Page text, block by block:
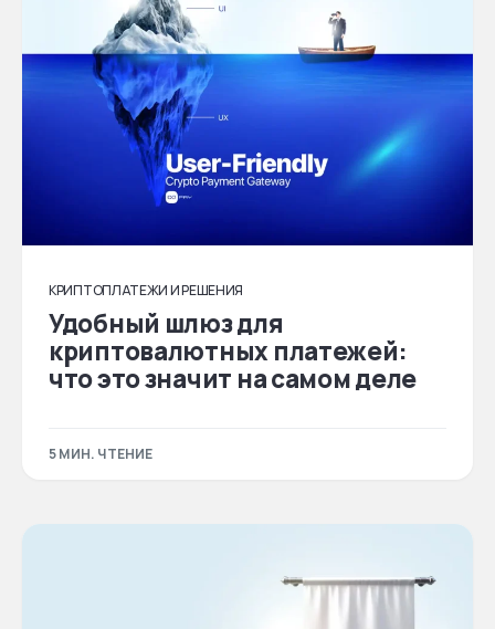
КРИПТОПЛАТЕЖИ И РЕШЕНИЯ
Удобный шлюз для
криптовалютных платежей:
что это значит на самом деле
5 МИН. ЧТЕНИЕ